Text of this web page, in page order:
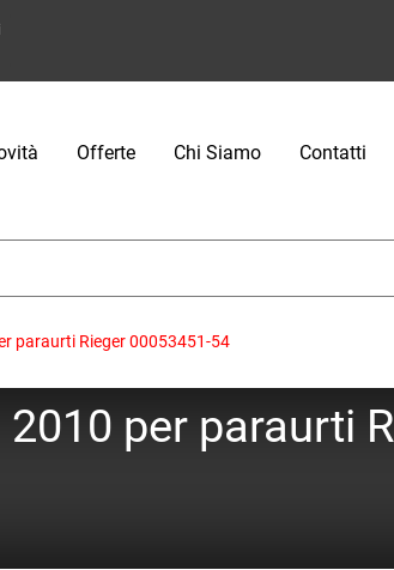
Offerte Chi Siamo Contatti
paraurti Rieger 00053451-54
per paraurti